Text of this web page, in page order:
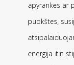
apyrankes ar
puokštes,
energija itin